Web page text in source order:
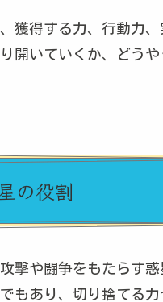
獲得する力、行動力
開いていくか、どう
の役割
撃や闘争をもたらす
もあり、切り捨てる